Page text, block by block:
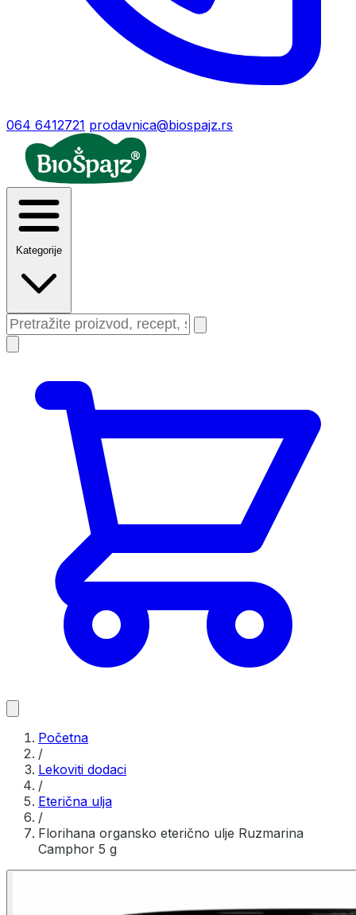
064 6412721 prodavnica@biospajz.rs
Kategorije
Početna
/
Lekoviti dodaci
/
Eterična ulja
/
Florihana organsko eterično ulje Ruzmarina
Camphor 5 g